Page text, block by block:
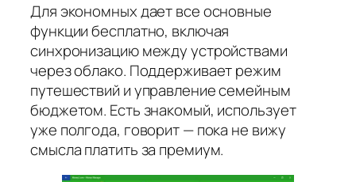
Для экономных дает все основные
функции бесплатно, включая
синхронизацию между устройствами
через облако. Поддерживает режим
путешествий и управление семейным
бюджетом. Есть знакомый, использует
уже полгода, говорит — пока не вижу
смысла платить за премиум.